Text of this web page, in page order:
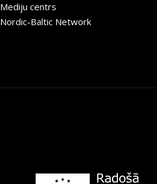
Mediju centrs
Nordic-Baltic Network